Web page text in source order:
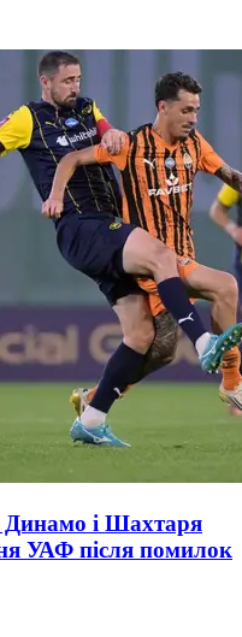
Динамо і Шахтаря
УАФ після помилок